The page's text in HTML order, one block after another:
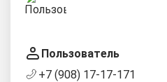
Пользователь
+7 (908) 17-17-171